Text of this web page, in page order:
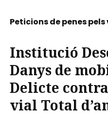
Peticions de penes
Institució
Danys de
Delicte
vial Total